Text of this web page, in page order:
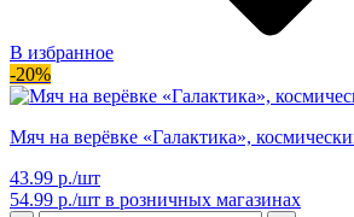
В избранное
-20%
Мяч на верёвке «Галактика»,
43.99 р./шт
54.99 р./шт в розничных магазинах